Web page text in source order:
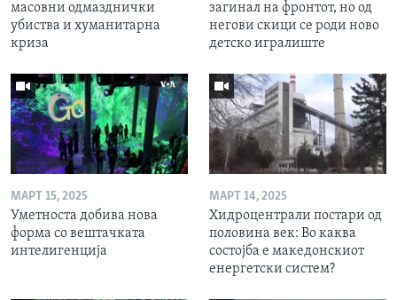
масовни одмазднички
убиства и хуманитарна
криза
загинал на фронтот, но од
негови скици се роди ново
детско игралиште
МАРТ 15, 2025
Уметноста добива нова
форма со вештачката
интелигенција
МАРТ 14, 2025
Хидроцентрали постари од
половина век: Во каква
состојба е македонскиот
енергетски систем?